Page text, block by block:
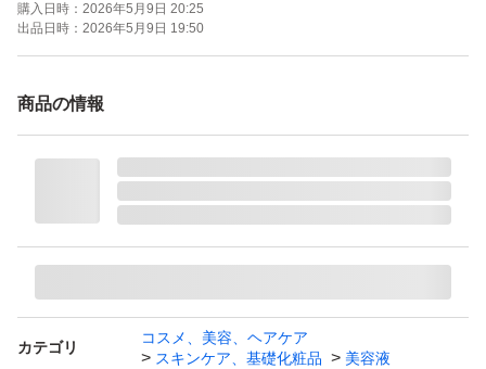
購入日時： 2026年5月9日 20:25
出品日時： 2026年5月9日 19:50
商品の情報
カテゴリ
コスメ、美容、ヘアケア
スキンケア、基礎化粧品
美容液